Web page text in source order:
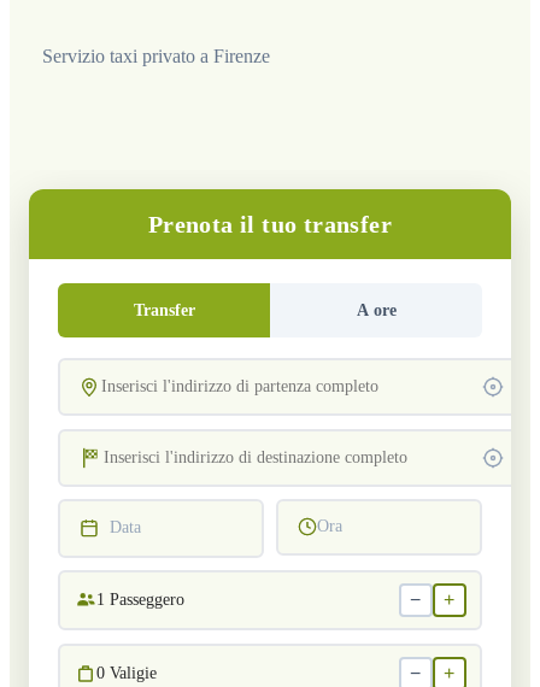
Servizio taxi privato a Firenze
Prenota il tuo transfer
Transfer A ore
Data Ora
1 Passeggero − +
0 Valigie − +